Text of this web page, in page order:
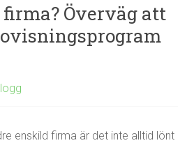
Överväg att
enskild firma är det inte alltid lönt